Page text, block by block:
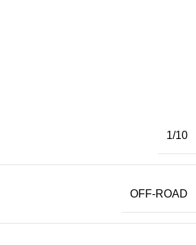
1/10
OFF-ROAD